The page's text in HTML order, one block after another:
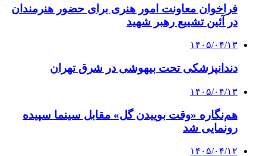
فراخوان معاونت امور هنری برای حضور هنرمندان
در آئین تشییع رهبر شهید
۱۴۰۵/۰۴/۱۳
دندانپزشکی تحت بیهوشی در شرق تهران
۱۴۰۵/۰۴/۱۳
هم‌نگاره «وقت بوییدن گل» مقابل سینما سپیده
رونمایی شد
۱۴۰۵/۰۴/۱۲